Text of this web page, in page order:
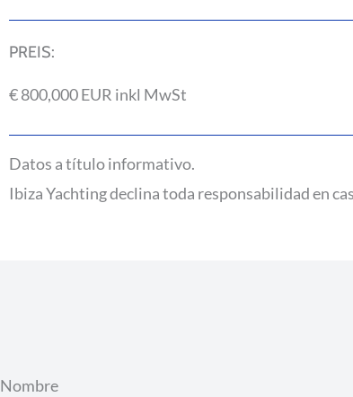
PREIS:
€ 800,000 EUR inkl MwSt
Datos a título informativo.
Ibiza Yachting declina toda responsabilidad en
Nombre